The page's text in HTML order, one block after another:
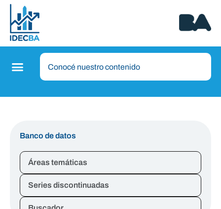
Banco de datos
Áreas temáticas
Series discontinuadas